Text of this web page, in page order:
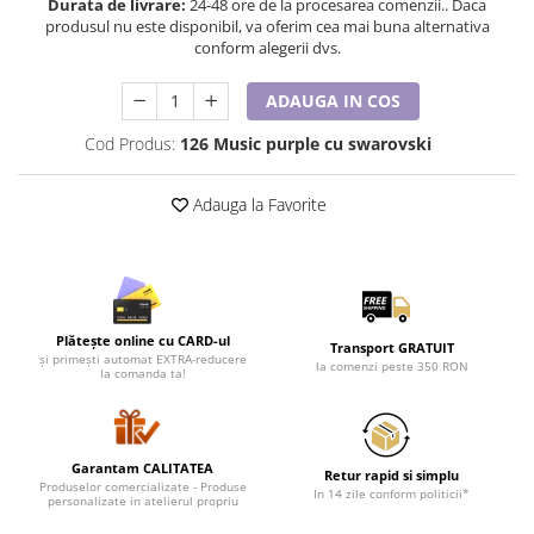
Lenjerii de pat pentru copii
Cadouri Cuplu
Pijamale de dama
Pijamale de barbati
Halate si pijamale Family
Seturi elegante femei
Pijamale de copii
Pijamale BIG SIZE femei
Cadouri ocazii speciale
Durata de livrare: 24-48 ore de la procesarea comenzii.. Daca
produsul nu este disponibil, va oferim cea mai buna alternativa
conform alegerii dvs.
ADAUGA IN COS
Cod Produs: 126 Music purple cu swarovski
Adauga la Favorite
Plătește online cu CARD-ul
și primești automat EXTRA-reducere
la comanda ta!
Transport GRATUIT
la comenzi peste 350 RON
Garantam CALITATEA
Produselor comercializate - Produse
personalizate in atelierul propriu
Retur rapid si simplu
In 14 zile conform politicii*